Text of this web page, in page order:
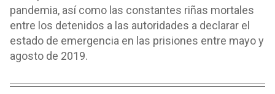
pandemia, así como las constantes riñas mortales
entre los detenidos a las autoridades a declarar el
estado de emergencia en las prisiones entre mayo y
agosto de 2019.